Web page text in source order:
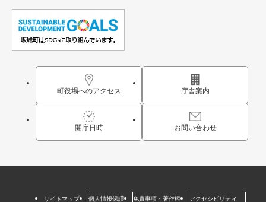
町役場へのアクセス 庁舎案内
開庁日時 お問い合わせ
サイトマップ 個人情報保護 免責事項・著作権 アクセシビリティ